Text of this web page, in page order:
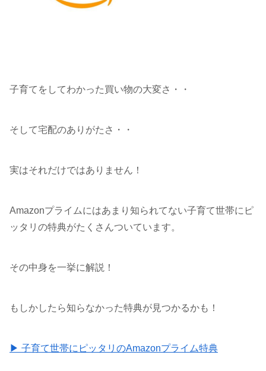
子育てをしてわかった買い物の大変さ・・
そして宅配のありがたさ・・
実はそれだけではありません！
Amazonプライムにはあまり知られてない子育て世帯にピ
ッタリの特典がたくさんついています。
その中身を一挙に解説！
もしかしたら知らなかった特典が見つかるかも！
▶ 子育て世帯にピッタリのAmazonプライム特典